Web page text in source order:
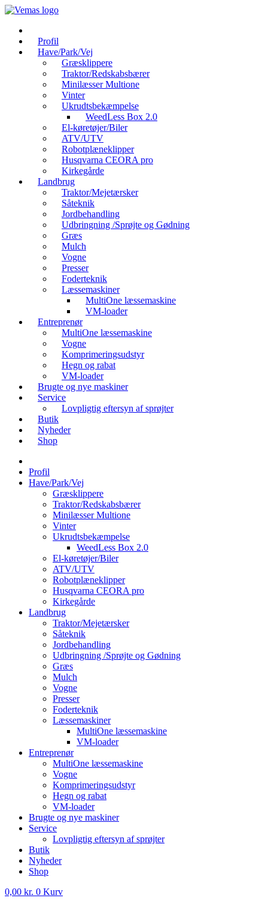
Videre
indhold
Profil
Have/Park/Vej
Græsklippere
Traktor/Redskabsbærer
Minilæsser Multione
Vinter
Ukrudtsbekæmpelse
WeedLess Box 2.0
El-køretøjer/Biler
ATV/UTV
Robotplæneklipper
Husqvarna CEORA pro
Kirkegårde
Landbrug
Traktor/Mejetærsker
Såteknik
Jordbehandling
Udbringning /Sprøjte og Gødning
Græs
Mulch
Vogne
Presser
Foderteknik
Læssemaskiner
MultiOne læssemaskine
VM-loader
Entreprenør
MultiOne læssemaskine
Vogne
Komprimeringsudstyr
Hegn og rabat
VM-loader
Brugte og nye maskiner
Service
Lovpligtig eftersyn af sprøjter
Butik
Nyheder
Shop
Profil
Have/Park/Vej
Græsklippere
Traktor/Redskabsbærer
Minilæsser Multione
Vinter
Ukrudtsbekæmpelse
WeedLess Box 2.0
El-køretøjer/Biler
ATV/UTV
Robotplæneklipper
Husqvarna CEORA pro
Kirkegårde
Landbrug
Traktor/Mejetærsker
Såteknik
Jordbehandling
Udbringning /Sprøjte og Gødning
Græs
Mulch
Vogne
Presser
Foderteknik
Læssemaskiner
MultiOne læssemaskine
VM-loader
Entreprenør
MultiOne læssemaskine
Vogne
Komprimeringsudstyr
Hegn og rabat
VM-loader
Brugte og nye maskiner
Service
Lovpligtig eftersyn af sprøjter
Butik
Nyheder
Shop
0,00 kr. 0 Kurv